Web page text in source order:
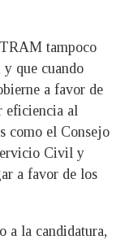
tampoco
y que cuando
a favor de
eficiencia al
como el Consejo
Civil y
a favor de los
a la candidatura,